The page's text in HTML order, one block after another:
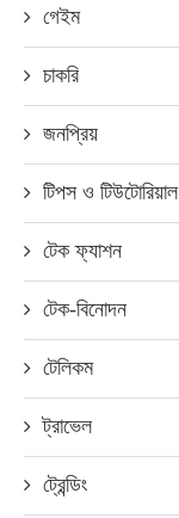
গেইম
চাকরি
জনপ্রিয়
টিপস ও টিউটোরিয়াল
টেক ফ্যাশন
টেক-বিনোদন
টেলিকম
ট্রাভেল
ট্রেন্ডিং